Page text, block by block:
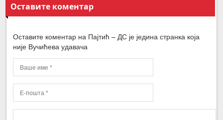
Оставите коментар
Оставите коментар на Пајтић – ДС је једина странка која
није Вучићева удавача